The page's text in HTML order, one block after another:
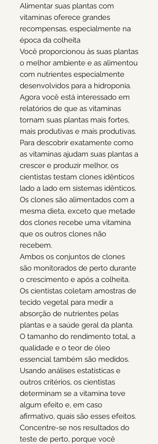
Alimentar suas plantas com
vitaminas oferece grandes
recompensas, especialmente na
época da colheita
Você proporcionou às suas plantas
o melhor ambiente e as alimentou
com nutrientes especialmente
desenvolvidos para a hidroponia.
Agora você está interessado em
relatórios de que as vitaminas
tornam suas plantas mais fortes,
mais produtivas e mais produtivas.
Para descobrir exatamente como
as vitaminas ajudam suas plantas a
crescer e produzir melhor, os
cientistas testam clones idênticos
lado a lado em sistemas idênticos.
Os clones são alimentados com a
mesma dieta, exceto que metade
dos clones recebe uma vitamina
que os outros clones não
recebem.
Ambos os conjuntos de clones
são monitorados de perto durante
o crescimento e após a colheita.
Os cientistas coletam amostras de
tecido vegetal para medir a
absorção de nutrientes pelas
plantas e a saúde geral da planta.
O tamanho do rendimento total, a
qualidade e o teor de óleo
essencial também são medidos.
Usando análises estatísticas e
outros critérios, os cientistas
determinam se a vitamina teve
algum efeito e, em caso
afirmativo, quais são esses efeitos.
Concentre-se nos resultados do
teste de perto, porque você